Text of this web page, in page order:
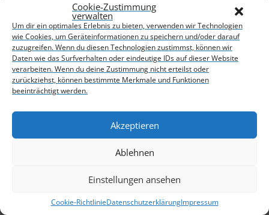
Cookie-Zustimmung
verwalten
Um dir ein optimales Erlebnis zu bieten, verwenden wir Technologien
wie Cookies, um Geräteinformationen zu speichern und/oder darauf
zuzugreifen. Wenn du diesen Technologien zustimmst, können wir
Daten wie das Surfverhalten oder eindeutige IDs auf dieser Website
verarbeiten. Wenn du deine Zustimmung nicht erteilst oder
zurückziehst, können bestimmte Merkmale und Funktionen
beeinträchtigt werden.
Akzeptieren
Ablehnen
Einstellungen ansehen
Cookie-RichtlinieDatenschutzerklärungImpressum
Onlineformularen); Nutzungsdaten (z. B. besuchte
Webseiten, Interesse an Inhalten, Zugriffszeiten);
Meta-, Kommunikations- und Verfahrensdaten (z. .B.
IP-Adressen, Zeitangaben, Identifikationsnummern,
Einwilligungsstatus).
Betroffene Personen:Nutzer (z. .B.
Webseitenbesucher, Nutzer von Onlinediensten).
Zwecke der Verarbeitung:Erbringung vertraglicher
Leistungen und Erfüllung vertraglicher Pflichten;
Feedback (z. B. Sammeln von Feedback via Online-
Formular); Bereitstellung unseres Onlineangebotes
Verwaltung und Beantwortung von Anfragen.
1 S. 1 lit. f) DSGVO).